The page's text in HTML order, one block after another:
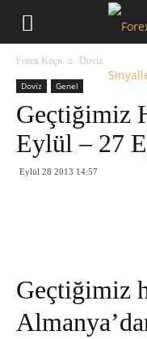
Forex Koçu Doviz
Doviz Genel
Geçtiğimiz
Eylül – 27
Eylül 28 2013 14:57
Geçtiğimiz